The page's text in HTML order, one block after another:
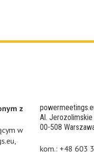
z
w
Al.
00-508
kom.: +48 603